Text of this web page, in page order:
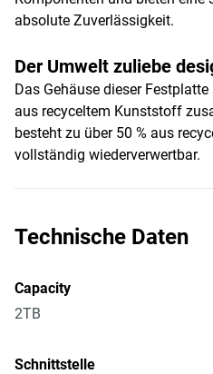
absolute Zuverlässigkeit.
Der Umwelt zuliebe
Das Gehäuse dieser
aus recyceltem Kunststoff
besteht zu über 50 % aus
vollständig wiederverwertbar.
Technische Daten
Capacity
2TB
Schnittstelle